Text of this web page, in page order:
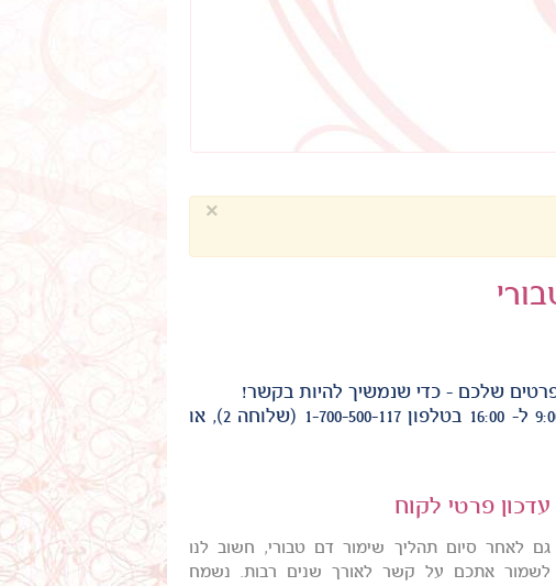
×
שלכם - כדי שנמשיך להיות בקשר!
מוקד שירות הלקוחות של טבורית פועל בין השעות 9:00 ל- 16:00 בטלפון 1-700-500-117 (שלוחה 2), או
עדכון פרטי לקוח
גם לאחר סיום תהליך שימור דם טבורי, חשוב לנו
לשמור אתכם על קשר לאורך שנים רבות. נשמח